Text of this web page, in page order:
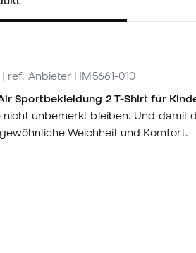
| ref. Anbieter HM5661-010
Sportbekleidung 2 T-Shirt für
unbemerkt bleiben. Und damit
Weichheit und Komfort.